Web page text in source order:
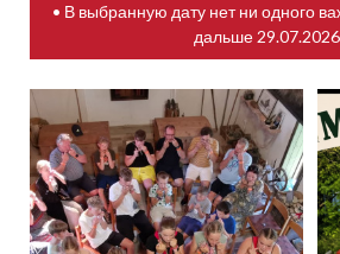
• В выбранную дату нет ни одного
дальше 29.07.2026